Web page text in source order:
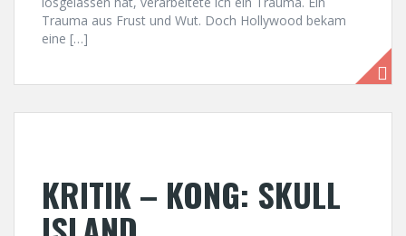
Trauma aus Frust und Wut. Doch Hollywood bekam
eine […]
KRITIK – KONG: SKULL